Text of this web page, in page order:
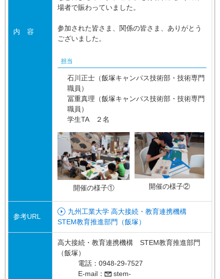
内 容
場者で賑わっていました。
参加された皆さま、関係の皆さま、ありがとう
ございました。
担当
石川正士（飯塚キャンパス技術部・技術専門
職員）
冨重真理（飯塚キャンパス技術部・技術専門
職員）
学生TA ２名
開催の様子① 開催の様子②
参考URL
九州工業大学 高大接続・教育連携機構
STEM教育推進部門（飯塚）
高大接続・教育連携機構 STEM教育推進部門
（飯塚）
電話：0948-29-7527
E-mail：
stem-